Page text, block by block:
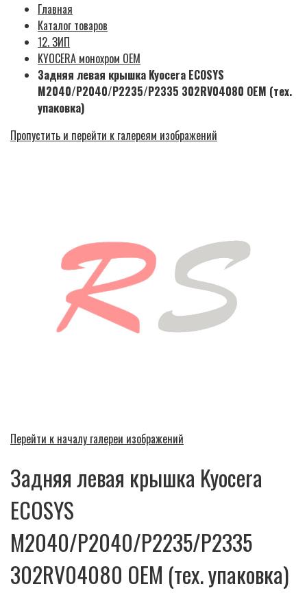
Главная
Каталог товаров
12. ЗИП
KYOCERA монохром OEM
Задняя левая крышка Kyocera ECOSYS
M2040/P2040/P2235/P2335 302RV04080 OEM (тех.
упаковка)
Пропустить и перейти к галереям изображений
Перейти к началу галереи изображений
Задняя левая крышка Kyocera
ECOSYS
M2040/P2040/P2235/P2335
302RV04080 OEM (тех. упаковка)